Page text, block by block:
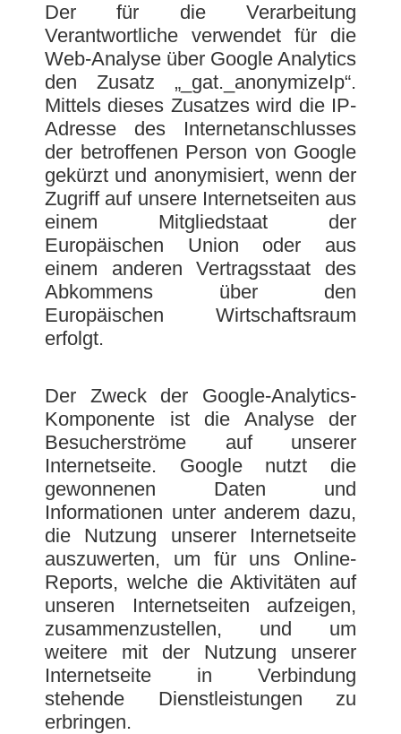
Der für die Verarbeitung
Verantwortliche verwendet für die
Web-Analyse über Google Analytics
den Zusatz „_gat._anonymizeIp“.
Mittels dieses Zusatzes wird die IP-
Adresse des Internetanschlusses
der betroffenen Person von Google
gekürzt und anonymisiert, wenn der
Zugriff auf unsere Internetseiten aus
einem Mitgliedstaat der
Europäischen Union oder aus
einem anderen Vertragsstaat des
Abkommens über den
Europäischen Wirtschaftsraum
erfolgt.
Der Zweck der Google-Analytics-
Komponente ist die Analyse der
Besucherströme auf unserer
Internetseite. Google nutzt die
gewonnenen Daten und
Informationen unter anderem dazu,
die Nutzung unserer Internetseite
auszuwerten, um für uns Online-
Reports, welche die Aktivitäten auf
unseren Internetseiten aufzeigen,
zusammenzustellen, und um
weitere mit der Nutzung unserer
Internetseite in Verbindung
stehende Dienstleistungen zu
erbringen.